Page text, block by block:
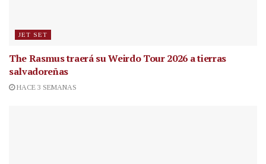
JET SET
The Rasmus traerá su Weirdo Tour 2026 a tierras
salvadoreñas
HACE 3 SEMANAS